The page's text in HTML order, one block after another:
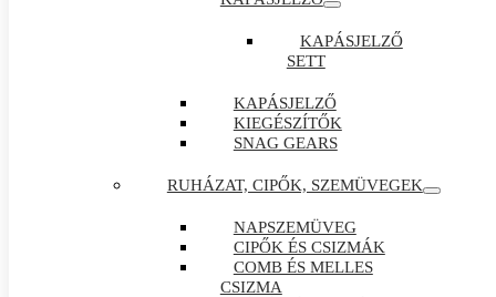
KAPÁSJELZŐ
SETT
KAPÁSJELZŐ
KIEGÉSZÍTŐK
SNAG GEARS
RUHÁZAT, CIPŐK, SZEMÜVEGEK
NAPSZEMÜVEG
CIPŐK ÉS CSIZMÁK
COMB ÉS MELLES
CSIZMA